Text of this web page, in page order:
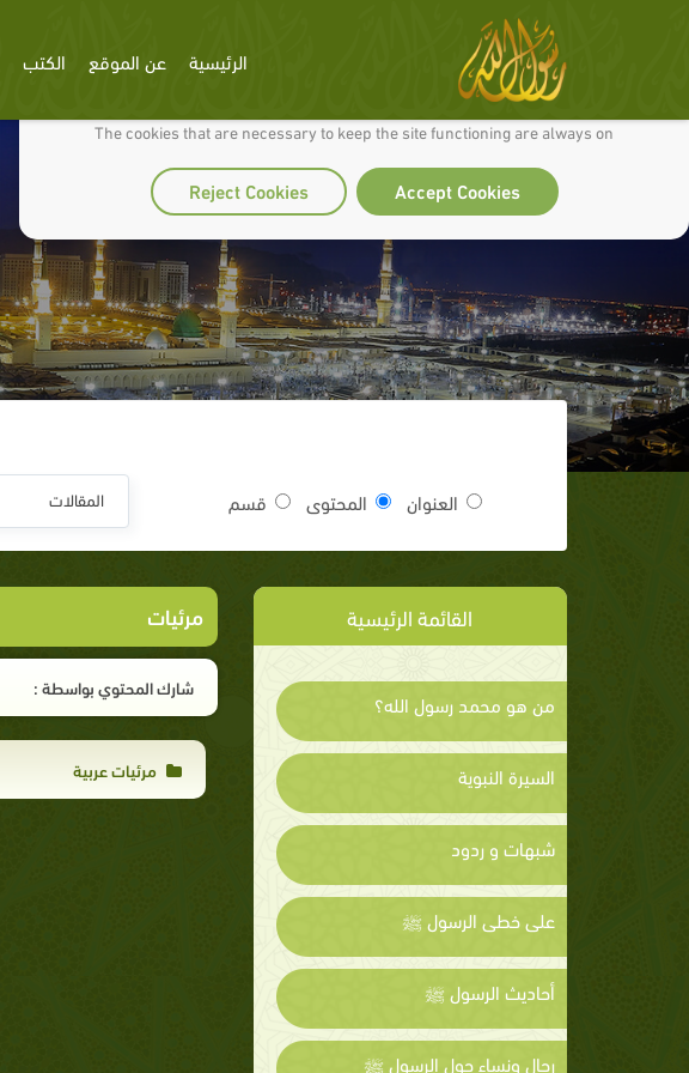
We use cookies to make our site work well for you and so we can continually improve it.
The cookies that are necessary to keep the site functioning are always on
Accept Cookies
Reject Cookies
الرئيسية عن الموقع الكتب
العنوان المحتوى قسم المقالات
القائمة الرئيسية
من هو محمد رسول الله؟
السيرة النبوية
شبهات و ردود
على خطى الرسول ﷺ
أحاديث الرسول ﷺ
رجال ونساء حول الرسول ﷺ
مرئيات
شارك المحتوي بواسطة :
مرئيات عربية